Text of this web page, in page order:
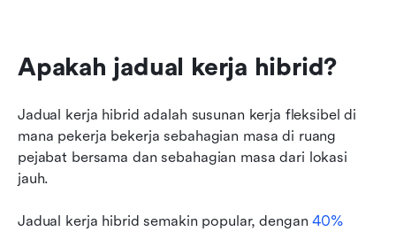
Apakah jadual kerja hibrid?
Jadual kerja hibrid adalah susunan kerja fleksibel di
mana pekerja bekerja sebahagian masa di ruang
pejabat bersama dan sebahagian masa dari lokasi
jauh.
Jadual kerja hibrid semakin popular, dengan 40%